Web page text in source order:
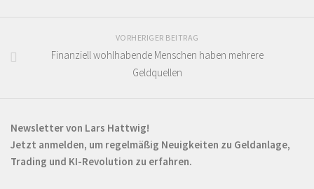
VORHERIGER BEITRAG
Finanziell wohlhabende Menschen haben mehrere
Geldquellen
Newsletter von Lars Hattwig!
Jetzt anmelden, um regelmäßig Neuigkeiten zu Geldanlage,
Trading und KI-Revolution zu erfahren.